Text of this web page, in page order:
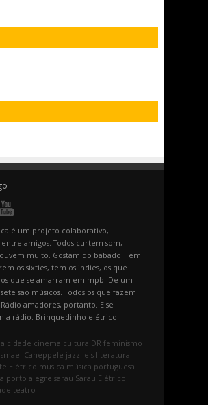
é um projeto colaborativo,
amigos. Todos curtem som,
muito. Gostam do babado. Tem
os sixties, tem os indies, os que
que se amarram em mpb. De um
são músicos. Todos os que fazem
amadores, portanto. E se
a rádio. Brinquedinho elétrico.
cidade cinema cultura DR feminismo
Ismael Caneppele jazz leis literatura
Elétrico música música portuguesa
porto alegre sarau Sarau Elétrico
teatro